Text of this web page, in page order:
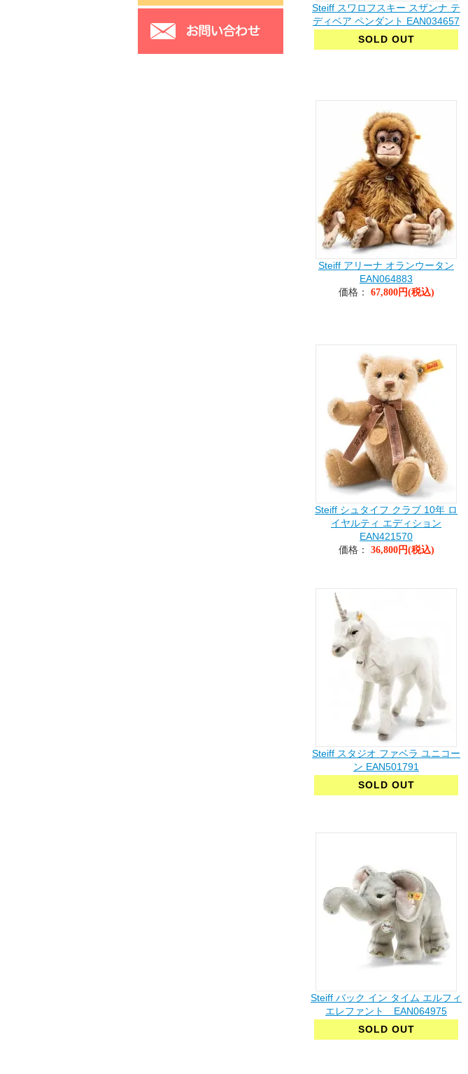
Steiff スワロフスキー スザンナ テ
ディベア ペンダント EAN034657
SOLD OUT
Steiff アリーナ オランウータン
EAN064883
価格：
67,800円(税込)
Steiff シュタイフ クラブ 10年 ロ
イヤルティ エディション
EAN421570
価格：
36,800円(税込)
Steiff スタジオ ファベラ ユニコー
ン EAN501791
SOLD OUT
Steiff バック イン タイム エルフィ
エレファント EAN064975
SOLD OUT